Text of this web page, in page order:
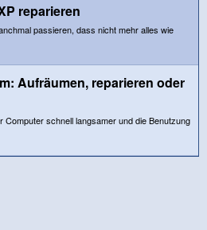
reparieren
passieren, dass nicht mehr alles wie
Aufräumen, reparieren oder
schnell langsamer und die Benutzung